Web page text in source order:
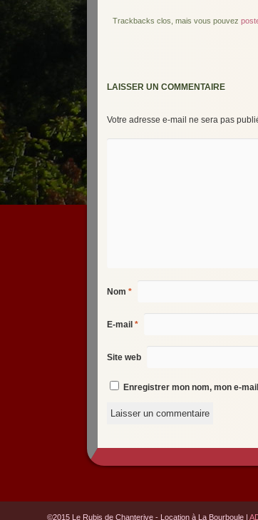
Trackbacks clos, mais vous pouvez
LAISSER UN COMMENTAIRE
Votre adresse e-mail ne sera pas
Nom *
E-mail *
Site web
Enregistrer mon nom, mon e-
©2015 Le Rubis de Chanterive - Location à La Bourboule |